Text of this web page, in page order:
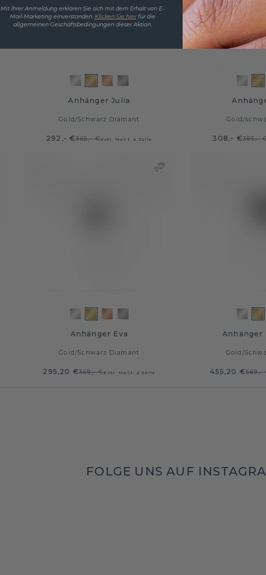
Anhänger Julia
Gold/Schwarz Diamant
292,- €365,- €Exkl. MwSt. & Zölle
Gold/
308,- €385,-
Anhänger Eva
Gold /Schwarz Diamant
295,20 €369,- €Exkl. MwSt. & Zölle
Anhänger
Gold /
455,20 €569,-
FOLGE UNS AUF
Mit Ihrer Anmeldung erklären Sie sich mit dem Erhalt von E-
Mail-Marketing einverstanden. Klicken Sie hierfür die
allgemeinen Geschäftsbedingungen dieser Aktion.